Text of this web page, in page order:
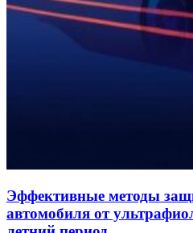
Эффективные методы
автомобиля от